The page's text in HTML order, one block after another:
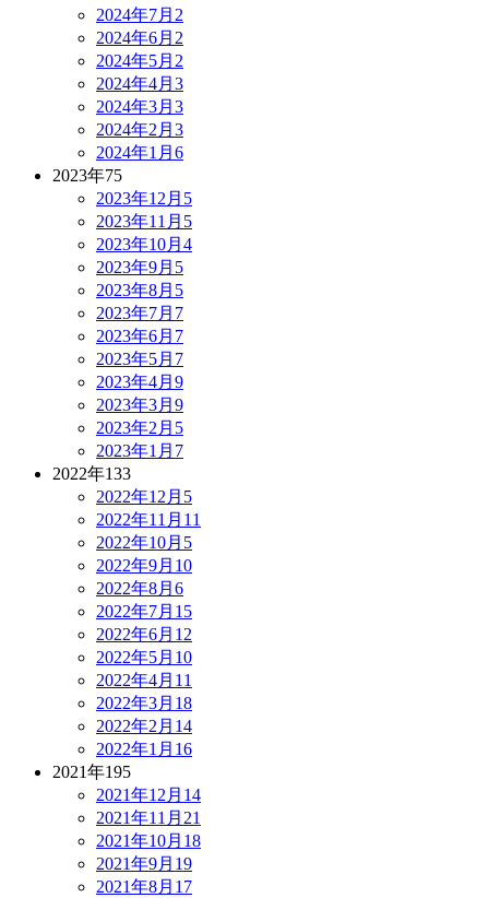
2024年7月 2
2024年6月 2
2024年5月 2
2024年4月 3
2024年3月 3
2024年2月 3
2024年1月 6
2023年75
2023年12月 5
2023年11月 5
2023年10月 4
2023年9月 5
2023年8月 5
2023年7月 7
2023年6月 7
2023年5月 7
2023年4月 9
2023年3月 9
2023年2月 5
2023年1月 7
2022年133
2022年12月 5
2022年11月 11
2022年10月 5
2022年9月 10
2022年8月 6
2022年7月 15
2022年6月 12
2022年5月 10
2022年4月 11
2022年3月 18
2022年2月 14
2022年1月 16
2021年195
2021年12月 14
2021年11月 21
2021年10月 18
2021年9月 19
2021年8月 17